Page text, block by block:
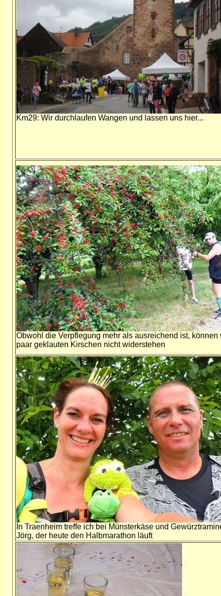
Km29: Wir durchlaufen Wangen und lassen uns hier...
Obwohl die Verpflegung mehr als ausreichend ist, können
paar geklauten Kirschen nicht widerstehen
In Traenheim treffe ich bei Münsterkäse und
Jörg, der heute den Halbmarathon läuft